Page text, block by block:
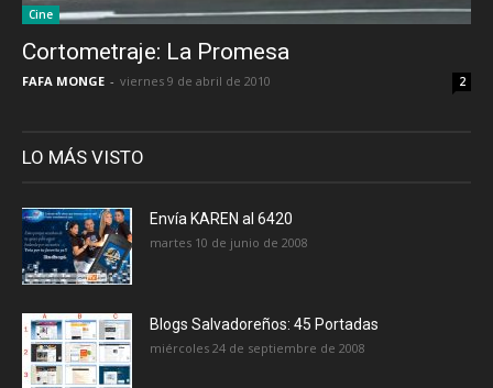
Cine
Cortometraje: La Promesa
FAFA MONGE - viernes 9 de abril de 2010 2
LO MÁS VISTO
Envía KAREN al 6420
martes 10 de junio de 2008
Blogs Salvadoreños: 45 Portadas
miércoles 24 de septiembre de 2008